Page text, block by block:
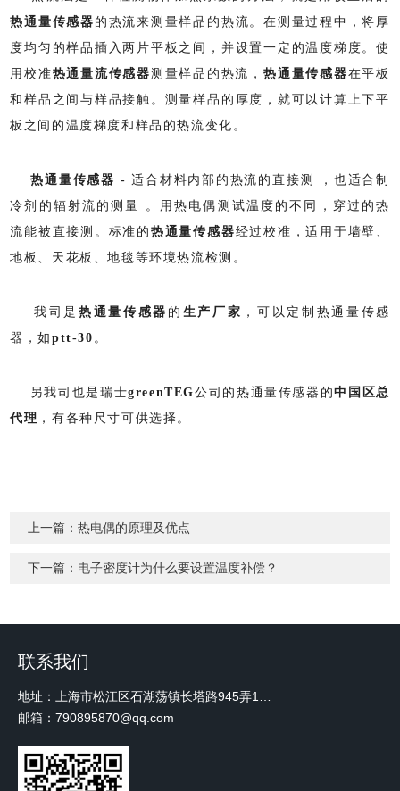
热通量传感器 的热流来测量样品的热流。在测量过程中，将厚
度均匀的样品插入两片平板之间，并设置一定的温度梯度。使
用校准热通量流传感器测量样品的热流，热通量传感器在平板
和样品之间与样品接触。测量样品的厚度，就可以计算上下平
板之间的温度梯度和样品的热流变化。
热通量传感器 -适合材料内部的热流的直接测 ，也适合制
冷剂的辐射流的测量 。用热电偶测试温度的不同，穿过的热
流能被直接测。标准的 热通量传感器经过校准，适用于墙壁、
地板、天花板、地毯等环境热流检测。
我司是 热通量传感器 的 生产厂家 ，可以定制热通量传感
器，如ptt-30 。
另我司也是瑞士greenTEG公司的热通量传感器的中国区总
代理 ，有各种尺寸可供选择。
上一篇：热电偶的原理及优点
下一篇： 电子密度计为什么要设置温度补偿？
联系我们
邮箱：790895870@qq.com